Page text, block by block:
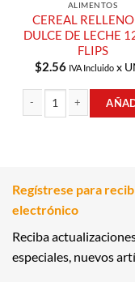
ALIMENTOS
CEREAL
DULCE DE LECHE
FLIPS
$2.56 IVA Incluido x
Regístrese para
electrónico
Reciba
especiales, nuevos